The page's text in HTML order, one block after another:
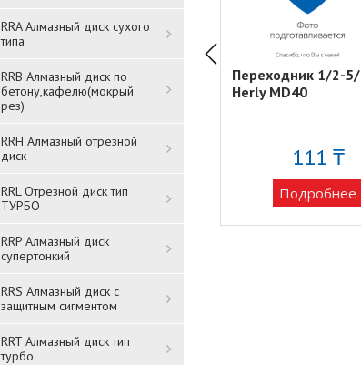
RRA Алмазный диск сухого
типа
RRB Алмазный диск по
бетону,кафелю(мокрый
рез)
RRH Алмазный отрезной
диск
RRL Отрезной диск тип
ТУРБО
RRP Алмазный диск
супертонкий
RRS Алмазный диск с
защитным сигментом
RRT Алмазный диск тип
турбо
Насадка для шланга
HL174
609 ₸
Подробнее
Переходник 1/2-
Herly MD40
111 ₸
Подробнее